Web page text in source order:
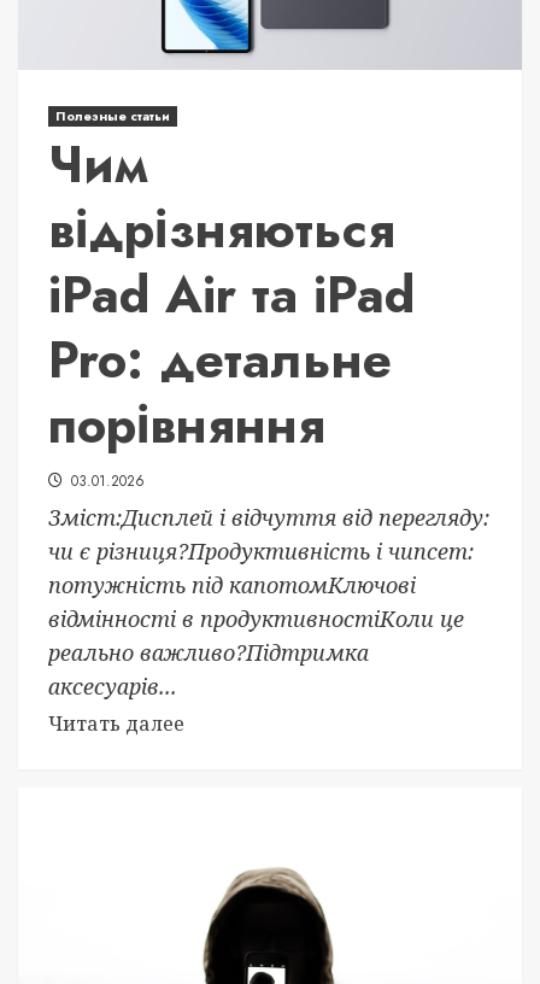
Полезные статьи
Чим
відрізняються
iPad Air та iPad
Pro: детальне
порівняння
03.01.2026
Зміст:Дисплей і відчуття від перегляду:
чи є різниця?Продуктивність і чипсет:
потужність під капотомКлючові
відмінності в продуктивностіКоли це
реально важливо?Підтримка
аксесуарів...
Читать далее